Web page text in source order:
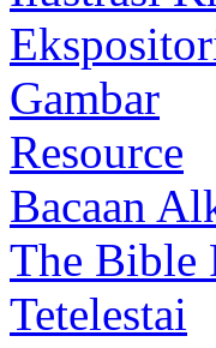
Gambar
Resource
Bacaan
The Bible
Tetelestai